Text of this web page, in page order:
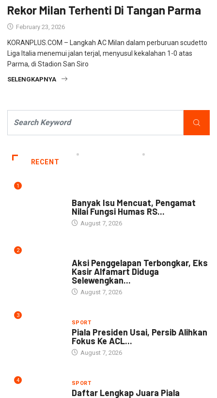
Rekor Milan Terhenti Di Tangan Parma
February 23, 2026
KORANPLUS.COM – Langkah AC Milan dalam perburuan scudetto
Liga Italia menemui jalan terjal, menyusul kekalahan 1-0 atas
Parma, di Stadion San Siro
SELENGKAPNYA
RECENT
1
Banyak Isu Mencuat, Pengamat
Nilai Fungsi Humas RS...
August 7, 2026
2
Aksi Penggelapan Terbongkar, Eks
Kasir Alfamart Diduga
Selewengkan...
August 7, 2026
3
SPORT
Piala Presiden Usai, Persib Alihkan
Fokus Ke ACL...
August 7, 2026
4 SPORT
Daftar Lengkap Juara Piala